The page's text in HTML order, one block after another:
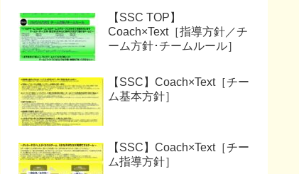
【SSC TOP】
Coach×Text［指導方針／チ
ーム方針･チームルール］
【SSC】Coach×Text［チー
ム基本方針］
【SSC】Coach×Text［チー
ム指導方針］